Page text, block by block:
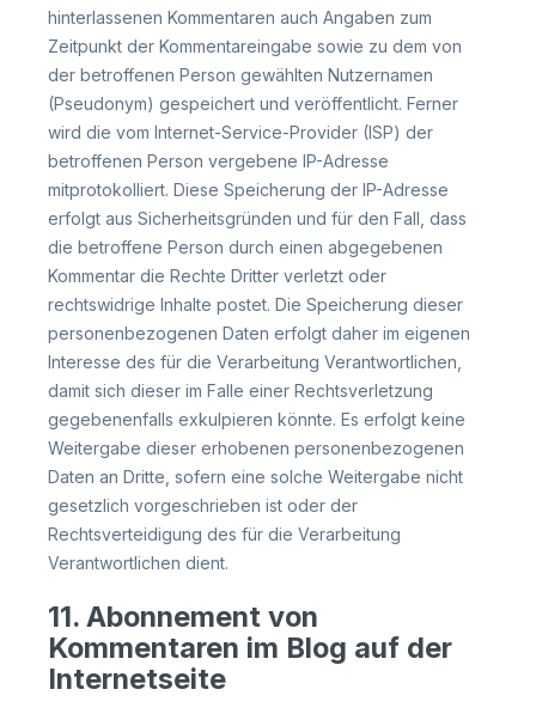
hinterlassenen Kommentaren auch Angaben zum
Zeitpunkt der Kommentareingabe sowie zu dem von
der betroffenen Person gewählten Nutzernamen
(Pseudonym) gespeichert und veröffentlicht. Ferner
wird die vom Internet-Service-Provider (ISP) der
betroffenen Person vergebene IP-Adresse
mitprotokolliert. Diese Speicherung der IP-Adresse
erfolgt aus Sicherheitsgründen und für den Fall, dass
die betroffene Person durch einen abgegebenen
Kommentar die Rechte Dritter verletzt oder
rechtswidrige Inhalte postet. Die Speicherung dieser
personenbezogenen Daten erfolgt daher im eigenen
Interesse des für die Verarbeitung Verantwortlichen,
damit sich dieser im Falle einer Rechtsverletzung
gegebenenfalls exkulpieren könnte. Es erfolgt keine
Weitergabe dieser erhobenen personenbezogenen
Daten an Dritte, sofern eine solche Weitergabe nicht
gesetzlich vorgeschrieben ist oder der
Rechtsverteidigung des für die Verarbeitung
Verantwortlichen dient.
11. Abonnement von
Kommentaren im Blog auf der
Internetseite